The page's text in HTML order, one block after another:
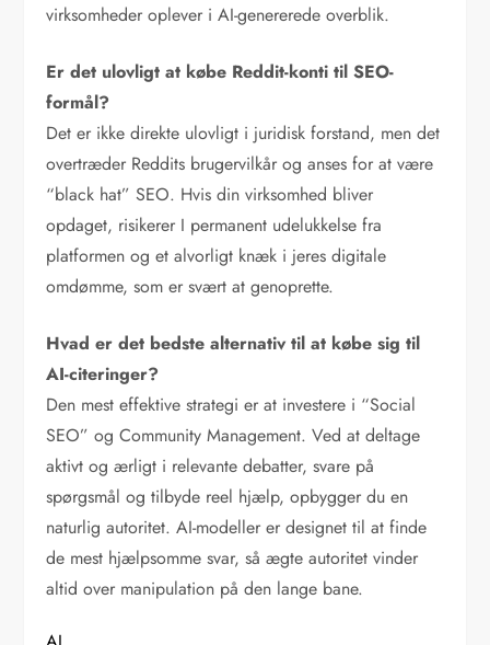
virksomheder oplever i AI-genererede overblik.
Er det ulovligt at købe Reddit-konti til SEO-
formål?
Det er ikke direkte ulovligt i juridisk forstand, men det
overtræder Reddits brugervilkår og anses for at være
“black hat” SEO. Hvis din virksomhed bliver
opdaget, risikerer I permanent udelukkelse fra
platformen og et alvorligt knæk i jeres digitale
omdømme, som er svært at genoprette.
Hvad er det bedste alternativ til at købe sig til
AI-citeringer?
Den mest effektive strategi er at investere i “Social
SEO” og Community Management. Ved at deltage
aktivt og ærligt i relevante debatter, svare på
spørgsmål og tilbyde reel hjælp, opbygger du en
naturlig autoritet. AI-modeller er designet til at finde
de mest hjælpsomme svar, så ægte autoritet vinder
altid over manipulation på den lange bane.